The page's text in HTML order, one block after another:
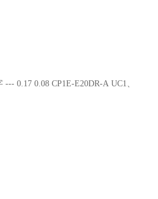
0.17 0.08 CP1E-E20DR-A UC1、